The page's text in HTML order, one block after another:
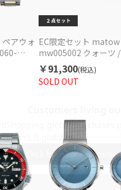
アウォ
ラー
EC限定セット matow
mw005002 クォーツ
STAR RK-ND0103N 機
ィース
SOLD OUT
￥91,300(税込)